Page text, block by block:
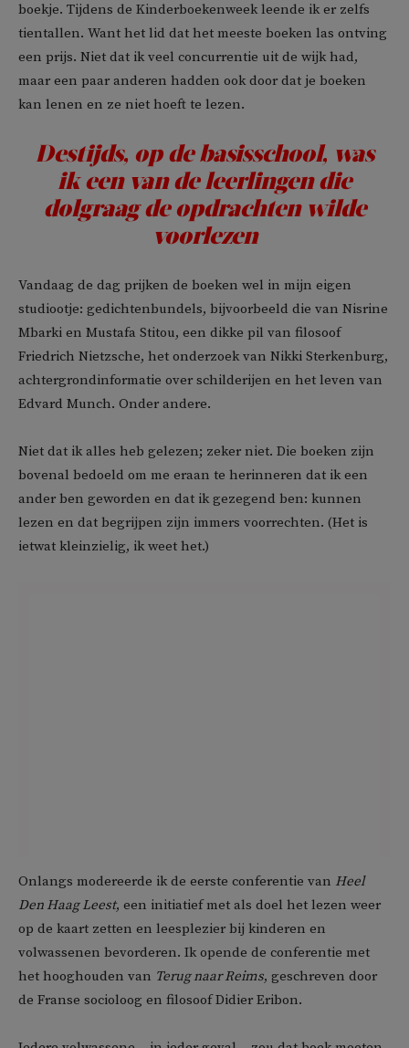
boekje. Tijdens de Kinderboekenweek leende ik er zelfs
tientallen. Want het lid dat het meeste boeken las ontving
een prijs. Niet dat ik veel concurrentie uit de wijk had,
maar een paar anderen hadden ook door dat je boeken
kan lenen en ze niet hoeft te lezen.
Destijds, op de basisschool, was
ik een van de leerlingen die
dolgraag de opdrachten wilde
voorlezen
Vandaag de dag prijken de boeken wel in mijn eigen
studiootje: gedichtenbundels, bijvoorbeeld die van Nisrine
Mbarki en Mustafa Stitou, een dikke pil van filosoof
Friedrich Nietzsche, het onderzoek van Nikki Sterkenburg,
achtergrondinformatie over schilderijen en het leven van
Edvard Munch. Onder andere.
Niet dat ik alles heb gelezen; zeker niet. Die boeken zijn
bovenal bedoeld om me eraan te herinneren dat ik een
ander ben geworden en dat ik gezegend ben: kunnen
lezen en dat begrijpen zijn immers voorrechten. (Het is
ietwat kleinzielig, ik weet het.)
Onlangs modereerde ik de eerste conferentie van Heel
Den Haag Leest, een initiatief met als doel het lezen weer
op de kaart zetten en leesplezier bij kinderen en
volwassenen bevorderen. Ik opende de conferentie met
het hooghouden van Terug naar Reims, geschreven door
de Franse socioloog en filosoof Didier Eribon.